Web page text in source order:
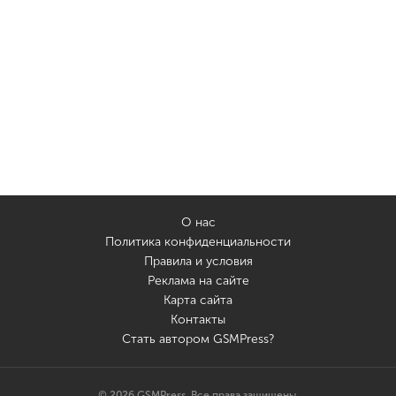
О нас
Политика конфиденциальности
Правила и условия
Реклама на сайте
Карта сайта
Контакты
Стать автором GSMPress?